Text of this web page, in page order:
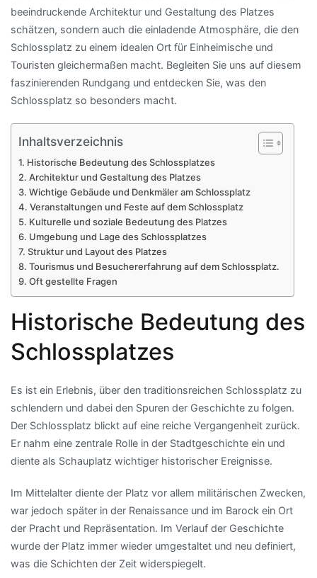
beeindruckende Architektur und Gestaltung des Platzes
schätzen, sondern auch die einladende Atmosphäre, die den
Schlossplatz zu einem idealen Ort für Einheimische und
Touristen gleichermaßen macht. Begleiten Sie uns auf diesem
faszinierenden Rundgang und entdecken Sie, was den
Schlossplatz so besonders macht.
Inhaltsverzeichnis
Historische Bedeutung des Schlossplatzes
Architektur und Gestaltung des Platzes
Wichtige Gebäude und Denkmäler am Schlossplatz
Veranstaltungen und Feste auf dem Schlossplatz
Kulturelle und soziale Bedeutung des Platzes
Umgebung und Lage des Schlossplatzes
Struktur und Layout des Platzes
Tourismus und Besuchererfahrung auf dem Schlossplatz.
Oft gestellte Fragen
Historische Bedeutung des
Schlossplatzes
Es ist ein Erlebnis, über den traditionsreichen Schlossplatz zu
schlendern und dabei den Spuren der Geschichte zu folgen.
Der Schlossplatz blickt auf eine reiche Vergangenheit zurück.
Er nahm eine zentrale Rolle in der Stadtgeschichte ein und
diente als Schauplatz wichtiger historischer Ereignisse.
Im Mittelalter diente der Platz vor allem militärischen Zwecken,
war jedoch später in der Renaissance und im Barock ein Ort
der Pracht und Repräsentation. Im Verlauf der Geschichte
wurde der Platz immer wieder umgestaltet und neu definiert,
was die Schichten der Zeit widerspiegelt.